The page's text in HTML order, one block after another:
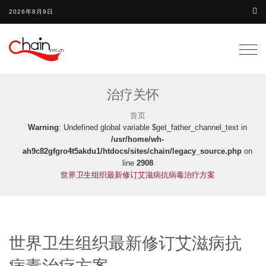
2026年8月9日
治疗关怀
首页
Warning: Undefined global variable $get_father_channel_text in
/usr/home/wh-
ah9c82gfgro4t5akdu1/htdocs/sites/chain/legacy_source.php on
line 2908
世界卫生组织最新修订艾滋病抗病毒治疗方案
世界卫生组织最新修订艾滋病抗